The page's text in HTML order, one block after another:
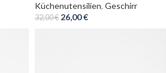
Küchenutensilien, Geschirr
32,00€ 26,00€